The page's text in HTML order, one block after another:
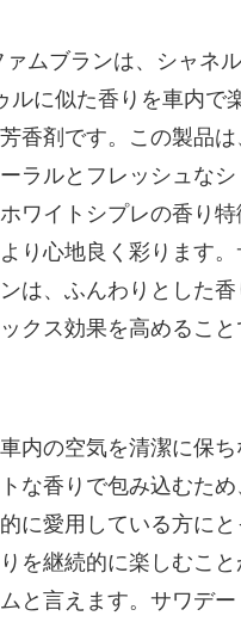
ムブランは、シャネ
ルに似た香りを車内で
香剤です。この製品は
ラルとフレッシュなシ
ワイトシプレの香り特
り心地良く彩ります
は、ふんわりとした
クス効果を高めるこ
内の空気を清潔に保ち
な香りで包み込むため
に愛用している方に
を継続的に楽しむこと
と言えます。サワデー